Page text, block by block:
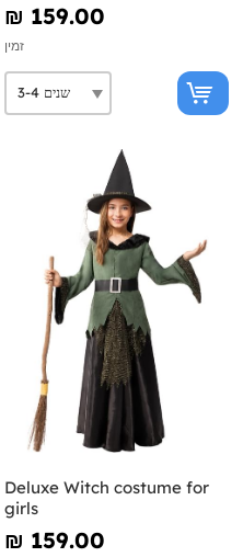
₪‎ 159.00
זמין
Deluxe Witch costume for
girls
₪‎ 159.00